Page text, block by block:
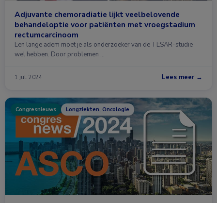
Adjuvante chemoradiatie lijkt veelbelovende
behandeloptie voor patiënten met vroegstadium
rectumcarcinoom
Een lange adem moet je als onderzoeker van de TESAR-studie
wel hebben. Door problemen …
1 jul. 2024 Lees meer →
Congresnieuws Longziekten, Oncologie